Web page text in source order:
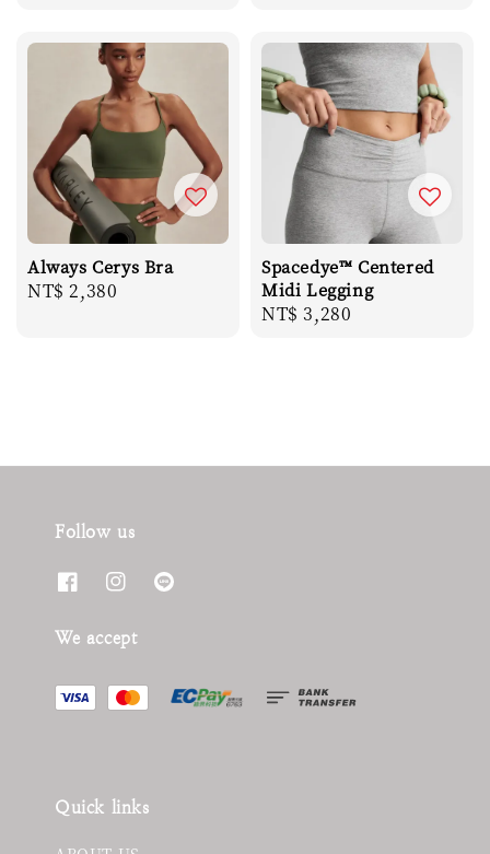
Always Cerys Bra
Regular
NT$ 2,380
Spacedye™ Centered
Midi Legging
Regular
NT$ 3,280
Follow us
We accept
Quick links